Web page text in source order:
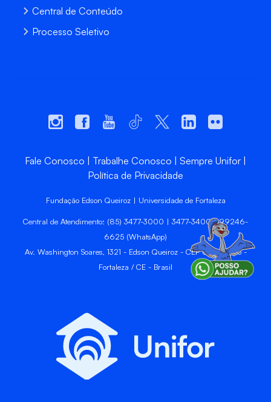
Central de Conteúdo
Processo Seletivo
Fale Conosco Trabalhe Conosco
Sempre Unifor
Política de Privacidade
Fundação Edson Queiroz | Universidade de Fortaleza
Central de Atendimento: (85) 3477-3000 | 3477-3400 | 99246-
6625 (WhatsApp)
Av. Washington Soares, 1321 - Edson Queiroz - CEP 60811-905 -
Fortaleza / CE - Brasil